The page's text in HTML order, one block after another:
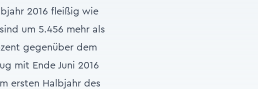
2016 fleißig wie
um 5.456 mehr als
gegenüber dem
mit Ende Juni 2016
ersten Halbjahr des